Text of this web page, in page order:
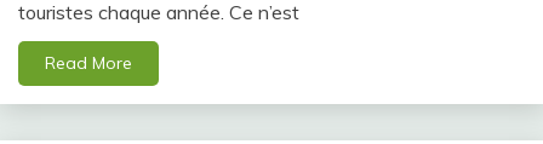
touristes chaque année. Ce n’est
Read More